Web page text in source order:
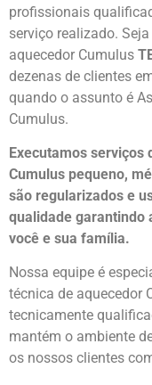
profissionais
serviço realizado.
aquecedor Cumulus
dezenas de clientes
quando o assunto é
Cumulus.
Executamos serviços
Cumulus pequeno,
são regularizados e
qualidade garantindo
você e sua família.
Nossa equipe é
técnica de aquecedor
tecnicamente
mantém o ambiente
os nossos clientes